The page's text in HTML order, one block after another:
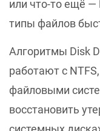
или что-то ещё —
типы файлов
Алгоритмы Disk
работают с
файловыми
воcстановить